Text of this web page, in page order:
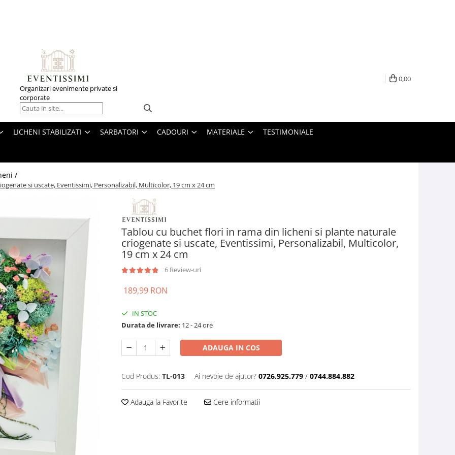
Organizari evenimente private si
corporate
0,00
LICHENI STABILIZATI SARBATORI CADOURI MATERIALE TESTIMONIALE
/
si uscate, Eventissimi, Personalizabil, Multicolor, 19 cm x 24 cm
Tablou cu buchet flori in rama din licheni si plante naturale
criogenate si uscate, Eventissimi, Personalizabil, Multicolor,
19 cm x 24 cm
6 Review-uri
189,99 RON
IN STOC
Durata de livrare: 12 - 24 ore
ADAUGA IN COS
Cod Produs: TL-013 Ai nevoie de ajutor? 0726.925.779 / 0744.884.882
Adauga la Favorite Cere informatii